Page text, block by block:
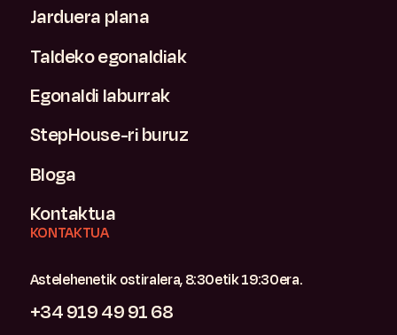
Jarduera plana
Taldeko egonaldiak
Egonaldi laburrak
StepHouse-ri buruz
Bloga
Kontaktua
KONTAKTUA
Astelehenetik ostiralera, 8:30etik 19:30era.
+34 919 49 91 68